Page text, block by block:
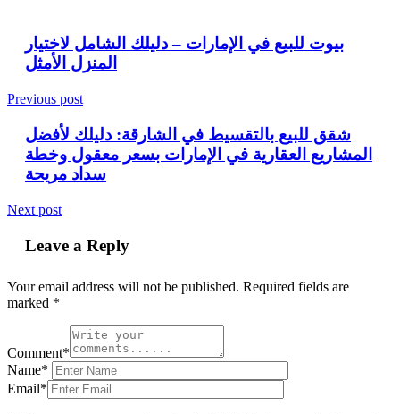
بيوت للبيع في الإمارات – دليلك الشامل لاختيار
المنزل الأمثل
Previous post
شقق للبيع بالتقسيط في الشارقة: دليلك لأفضل
المشاريع العقارية في الإمارات بسعر معقول وخطة
سداد مريحة
Next post
Leave a Reply
Your email address will not be published. Required fields are
marked *
Comment*
Name*
Email*